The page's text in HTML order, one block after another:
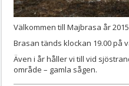
Välkommen till Majbrasa år
Brasan tänds klockan 19.00 på
Även i år håller vi till vid
område – gamla sågen.